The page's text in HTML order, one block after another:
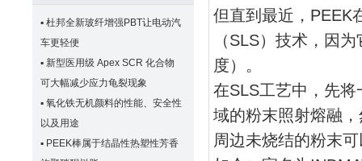
▪ 杜邦全新玻纤增强PBT让电动汽
车更轻便
▪ 新型医用级 Apex SCR 化合物
可大幅减少应力龟裂现象
▪ 氧化铁无机颜料的性能、安全性
以及用途
▪ PEEK棒属于结晶性热塑性芳香
但直到最近，PEEK
（SLS）技术，因
度）。
在SLS工艺中，先
域的粉末照射熔融
周边未烧结的粉末